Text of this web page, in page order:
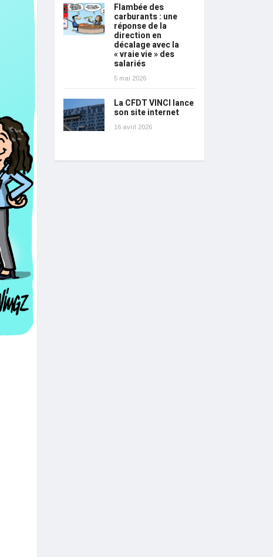
Flambée des
carburants : une
réponse de la
direction en
décalage avec la
« vraie vie » des
salariés
5 mai 2026
La CFDT VINCI lance
son site internet
16 avril 2026